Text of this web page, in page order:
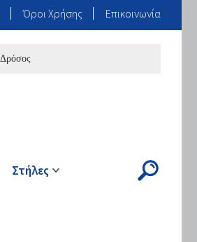
Όροι Χρήσης Επικοινωνία
Στήλες